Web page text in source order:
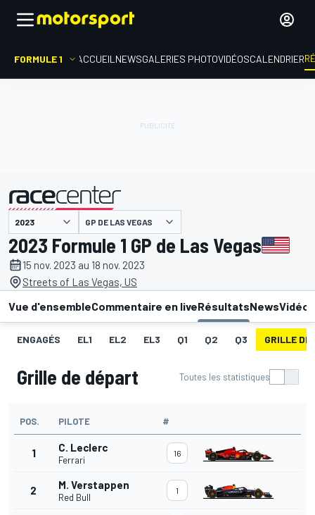
FORMULE 1 ACCUEIL NEWSGALERIES PHOTOVIDÉOSCALENDRIER
présenté par GP DE LAS VEGAS
2023 Formule 1 GP de Las Vegas
15 nov. 2023 au 18 nov. 2023
Streets of Las Vegas, US
Vue d'ensembleCommentaire en liveRésultatsNewsVidéos
ENGAGÉS EL1 EL2 EL3 Q1 Q2 Q3 GRILLE DE
Grille de départ Toutes les statistiques
POS. PILOTE #
1 C. Leclerc
Ferrari
16
2 M. Verstappen
Red Bull
1